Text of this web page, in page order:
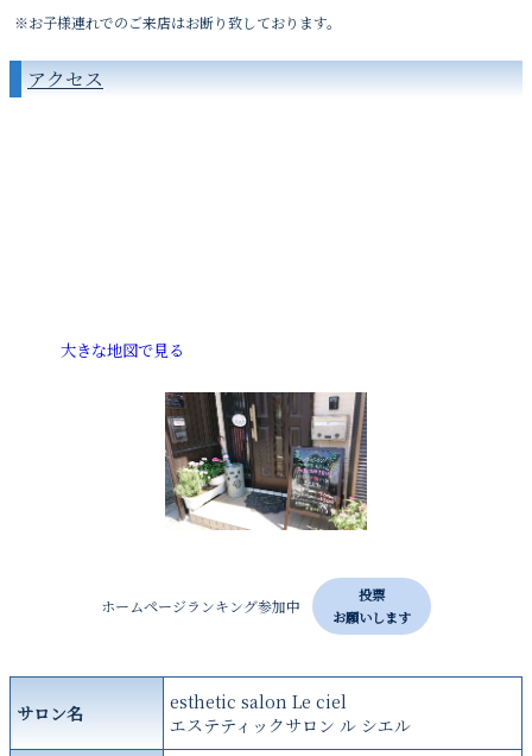
※お子様連れでのご来店はお断り致しております。
アクセス
大きな地図で見る
ホームページランキング参加中
投票
お願いします
サロン名
esthetic salon Le ciel
エステティックサロン ル シエル